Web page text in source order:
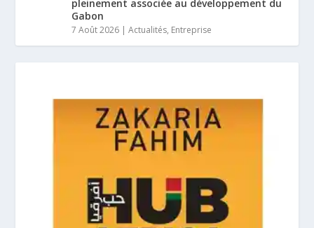
pleinement associée au développement du
Gabon
7 Août 2026 |Actualités, Entreprise